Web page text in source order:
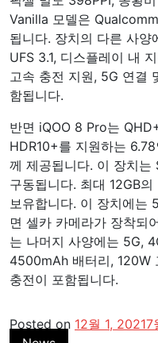
Vanilla 모델은
됩니다. 장치의 다른 사양
UFS 3.1, 디스플레이 내
고속 충전 지원, 5G 연결
함됩니다.
반면 iQOO 8 Pro는
HDR10+를 지원하는
께 제공됩니다. 이 장치
구동됩니다. 최대 12GB
보유합니다. 이 장치에는
면 셀카 카메라가 장착되
는 나머지 사양에는 5G,
4500mAh 배터리, 120W
충전이 포함됩니다.
Posted on 12월 1, 20217